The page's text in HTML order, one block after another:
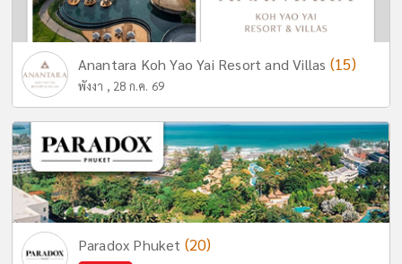
Anantara Koh Yao Yai Resort and Villas (15)
พังงา , 28 ก.ค. 69
Paradox Phuket (20)